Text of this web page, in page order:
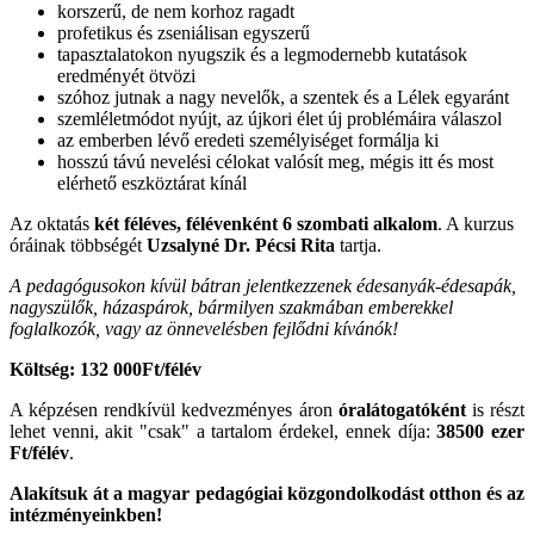
korszerű, de nem korhoz ragadt
profetikus és zseniálisan egyszerű
tapasztalatokon nyugszik és a legmodernebb kutatások
eredményét ötvözi
szóhoz jutnak a nagy nevelők, a szentek és a Lélek egyaránt
szemléletmódot nyújt, az újkori élet új problémáira válaszol
az emberben lévő eredeti személyiséget formálja ki
hosszú távú nevelési célokat valósít meg, mégis itt és most
elérhető eszköztárat kínál
Az oktatás két féléves, félévenként 6 szombati alkalom. A kurzus
óráinak többségét Uzsalyné Dr. Pécsi Rita tartja.
A pedagógusokon kívül bátran jelentkezzenek édesanyák-édesapák,
nagyszülők, házaspárok, bármilyen szakmában emberekkel
foglalkozók, vagy az önnevelésben fejlődni kívánók!
Költség: 132 000Ft/félév
A képzésen rendkívül kedvezményes áron óralátogatóként is részt
lehet venni, akit "csak" a tartalom érdekel, ennek díja:38500 ezer
Ft/félév.
Alakítsuk át a magyar pedagógiai közgondolkodást otthon és az
intézményeinkben!